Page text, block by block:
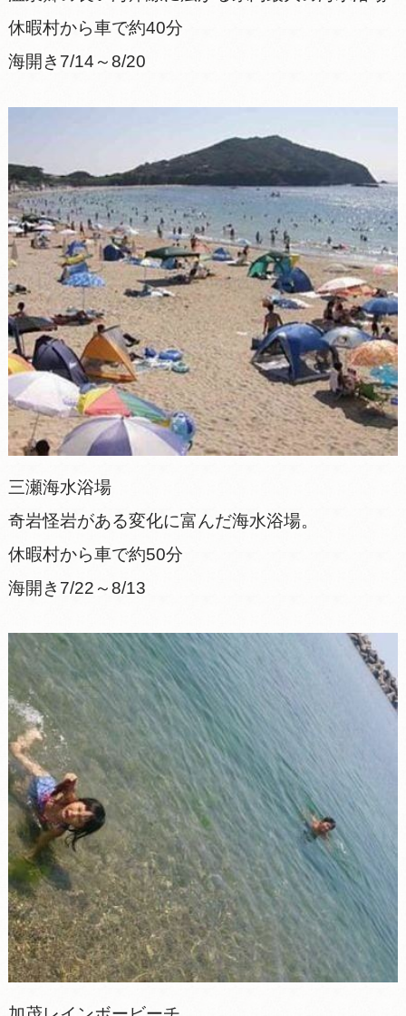
休暇村から車で約40分
海開き7/14～8/20
三瀬海水浴場
奇岩怪岩がある変化に富んだ海水浴場。
休暇村から車で約50分
海開き7/22～8/13